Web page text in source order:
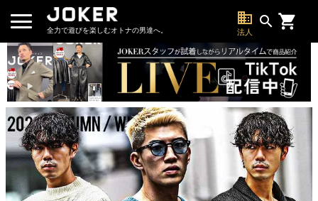
全力で遊びを楽しむオトナの男達へ。
business
法人
search